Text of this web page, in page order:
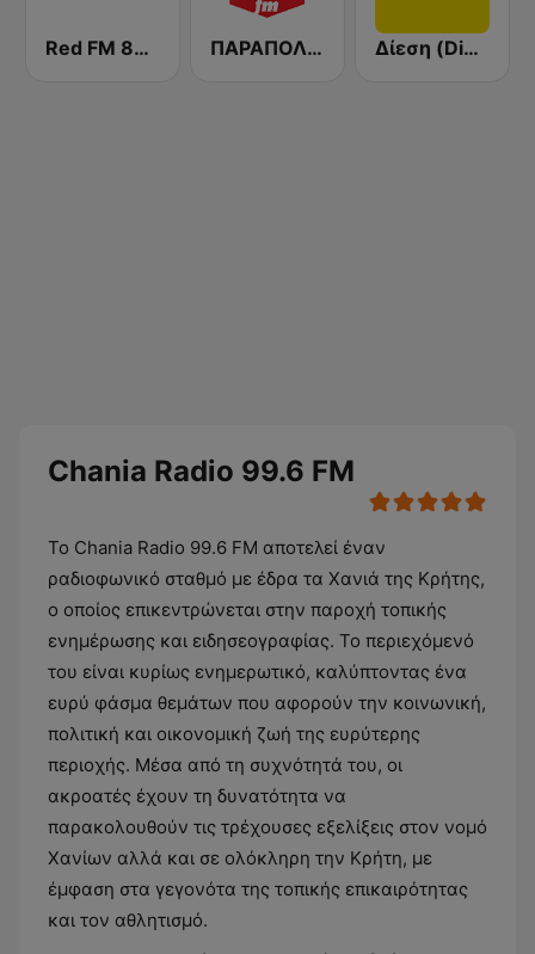
Red FM 80's ΠΑΡΑΠΟΛΙΤΙΚΑ 90.1 FM Δίεση (Diesi)
Chania Radio 99.6 FM
Το Chania Radio 99.6 FM αποτελεί έναν
ραδιοφωνικό σταθμό με έδρα τα Χανιά της Κρήτης,
ο οποίος επικεντρώνεται στην παροχή τοπικής
ενημέρωσης και ειδησεογραφίας. Το περιεχόμενό
του είναι κυρίως ενημερωτικό, καλύπτοντας ένα
ευρύ φάσμα θεμάτων που αφορούν την κοινωνική,
πολιτική και οικονομική ζωή της ευρύτερης
περιοχής. Μέσα από τη συχνότητά του, οι
ακροατές έχουν τη δυνατότητα να
παρακολουθούν τις τρέχουσες εξελίξεις στον νομό
Χανίων αλλά και σε ολόκληρη την Κρήτη, με
έμφαση στα γεγονότα της τοπικής επικαιρότητας
και τον αθλητισμό.